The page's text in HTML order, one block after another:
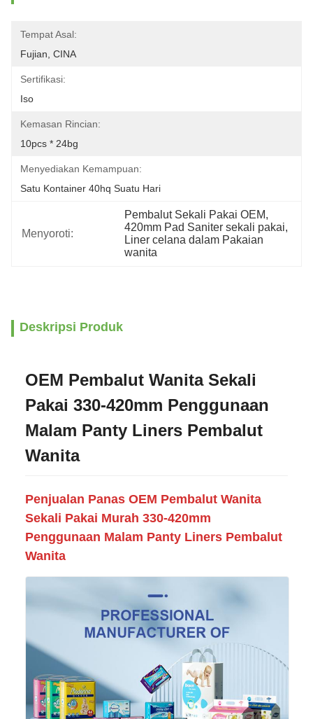
Tempat Asal:
Fujian, CINA
Sertifikasi:
Iso
Kemasan Rincian:
10pcs * 24bg
Menyediakan Kemampuan:
Satu Kontainer 40hq Suatu Hari
Menyoroti:
Pembalut Sekali Pakai OEM,
420mm Pad Saniter sekali pakai
Liner celana dalam Pakaian
wanita
Deskripsi Produk
OEM Pembalut Wanita Sekali
Pakai 330-420mm Penggunaan
Malam Panty Liners Pembalut
Wanita
Penjualan Panas OEM Pembalut Wanita
Sekali Pakai Murah 330-420mm
Penggunaan Malam Panty Liners Pembalut
Wanita